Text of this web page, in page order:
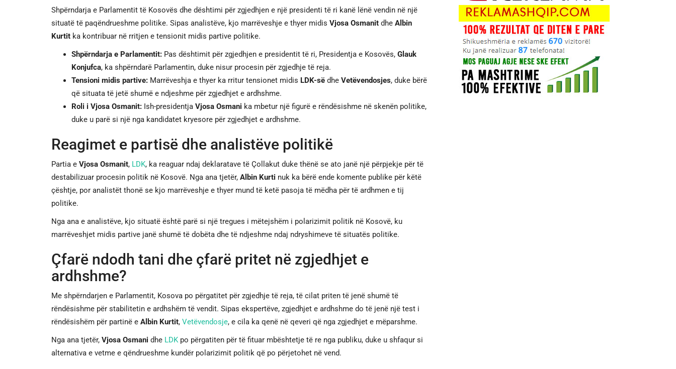
Shpërndarja e Parlamentit të Kosovës dhe dështimi për zgjedhjen e një presidenti të ri kanë lënë vendin në një
situatë të paqëndrueshme politike. Sipas analistëve, kjo marrëveshje e thyer midis Vjosa Osmanit dhe Albin
Kurtit ka kontribuar në rritjen e tensionit midis partive politike.
Shpërndarja e Parlamentit: Pas dështimit për zgjedhjen e presidentit të ri, Presidentja e Kosovës, Glauk
Konjufca, ka shpërndarë Parlamentin, duke nisur procesin për zgjedhje të reja.
Tensioni midis partive: Marrëveshja e thyer ka rritur tensionet midis LDK-së dhe Vetëvendosjes, duke bërë
që situata të jetë shumë e ndjeshme për zgjedhjet e ardhshme.
Roli i Vjosa Osmanit: Ish-presidentja Vjosa Osmani ka mbetur një figurë e rëndësishme në skenën politike,
duke u parë si një nga kandidatet kryesore për zgjedhjet e ardhshme.
Reagimet e partisë dhe analistëve politikë
Partia e Vjosa Osmanit, LDK, ka reaguar ndaj deklaratave të Çollakut duke thënë se ato janë një përpjekje për të
destabilizuar procesin politik në Kosovë. Nga ana tjetër, Albin Kurti nuk ka bërë ende komente publike për këtë
çështje, por analistët thonë se kjo marrëveshje e thyer mund të ketë pasoja të mëdha për të ardhmen e tij
politike.
Nga ana e analistëve, kjo situatë është parë si një tregues i mëtejshëm i polarizimit politik në Kosovë, ku
marrëveshjet midis partive janë shumë të dobëta dhe të ndjeshme ndaj ndryshimeve të situatës politike.
Çfarë ndodh tani dhe çfarë pritet në zgjedhjet e
ardhshme?
Me shpërndarjen e Parlamentit, Kosova po përgatitet për zgjedhje të reja, të cilat priten të jenë shumë të
rëndësishme për stabilitetin e ardhshëm të vendit. Sipas ekspertëve, zgjedhjet e ardhshme do të jenë një test i
rëndësishëm për partinë e Albin Kurtit, Vetëvendosje, e cila ka qenë në qeveri që nga zgjedhjet e mëparshme.
Nga ana tjetër, Vjosa Osmani dhe LDKpo përgatiten për të fituar mbështetje të re nga publiku, duke u shfaqur si
alternativa e vetme e qëndrueshme kundër polarizimit politik që po përjetohet në vend.